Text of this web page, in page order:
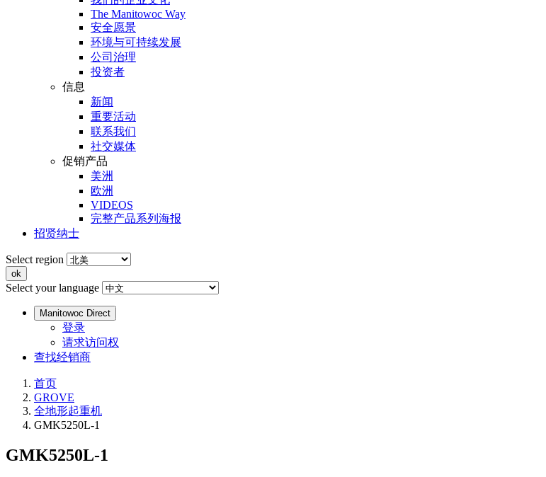
The Manitowoc Way
安全愿景
环境与可持续发展
公司治理
投资者
信息
新闻
重要活动
联系我们
社交媒体
促销产品
美洲
欧洲
VIDEOS
完整产品系列海报
招贤纳士
Select region
Select your language
Manitowoc Direct
登录
请求访问权
查找经销商
首页
GROVE
全地形起重机
GMK5250L-1
GMK5250L-1